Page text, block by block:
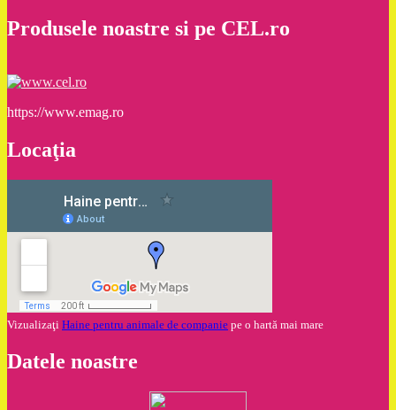
Produsele noastre si pe CEL.ro
https://www.emag.ro
Locaţia
Vizualizaţi Haine pentru animale de companie pe o hartă mai mare
Datele noastre